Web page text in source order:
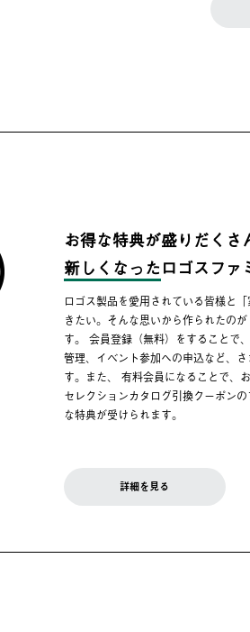
お得な特典が盛りだくさ
新しくなったロゴスファ
ロゴス製品を愛用されている皆様と
きたい。そんな思いから作られたの
す。 会員登録（無料）をすることで
管理、イベント参加への申込など、
す。また、 有料会員になることで、
セレクションカタログ引換クーポン
な特典が受けられます。
詳細を見る